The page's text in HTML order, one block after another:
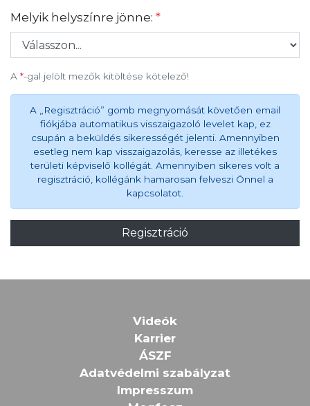
Melyik helyszínre jönne: *
A *-gal jelölt mezők kitöltése kötelező!
A „Regisztráció” gomb megnyomását követően email
fiókjába automatikus visszaigazoló levelet kap, ez
csupán a beküldés sikerességét jelenti. Amennyiben
esetleg nem kap visszaigazolás, keresse az illetékes
területi képviselő kollégát. Amennyiben sikeres volt a
regisztráció, kollégánk hamarosan felveszi Önnel a
kapcsolatot.
Regisztráció
Videók
Karrier
ÁSZF
Adatvédelmi szabályzat
Impresszum